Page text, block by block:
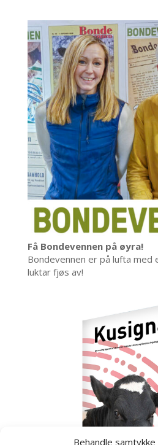
Behandle
Få Bondevennen på øyra!
Bondevennen er på lufta med
luktar fjøs av!